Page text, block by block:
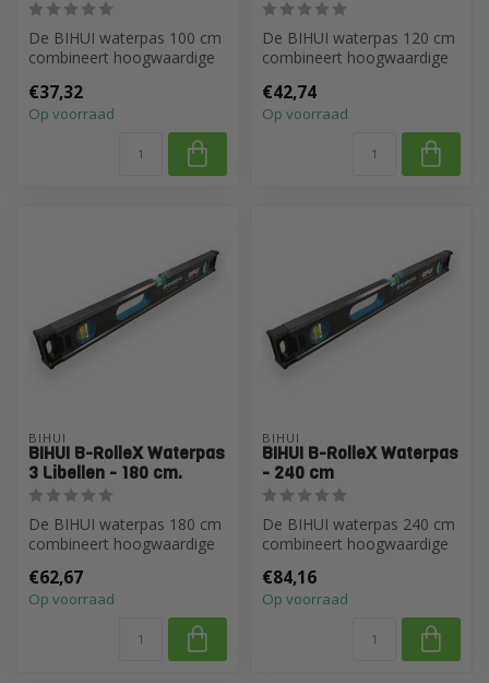
De BIHUI waterpas 100 cm
combineert hoogwaardige
robuuste duu...
€37,32
Op voorraad
De BIHUI waterpas 120 cm
combineert hoogwaardige
robuuste duu...
€42,74
Op voorraad
BIHUI
BIHUI B-RolleX Waterpas
3 Libellen - 180 cm.
De BIHUI waterpas 180 cm
combineert hoogwaardige
robuuste duu...
€62,67
Op voorraad
BIHUI
BIHUI B-RolleX Waterpas
- 240 cm
De BIHUI waterpas 240 cm
combineert hoogwaardige
robuuste duu...
€84,16
Op voorraad